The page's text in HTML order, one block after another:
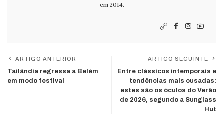
em 2014.
ARTIGO ANTERIOR
Tailândia regressa a Belém
em modo festival
ARTIGO SEGUINTE
Entre clássicos intemporais e
tendências mais ousadas:
estes são os óculos do Verão
de 2026, segundo a Sunglass
Hut